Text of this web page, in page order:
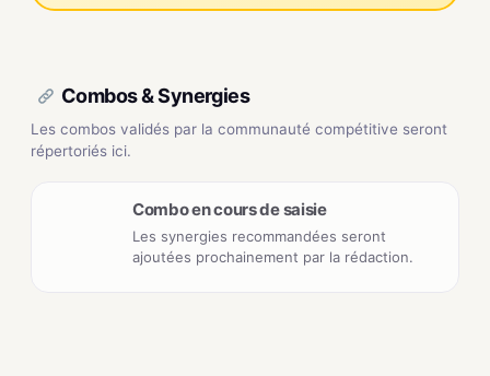
Combos & Synergies
Les combos validés par la communauté compétitive seront
répertoriés ici.
Combo en cours de saisie
Les synergies recommandées seront
ajoutées prochainement par la rédaction.